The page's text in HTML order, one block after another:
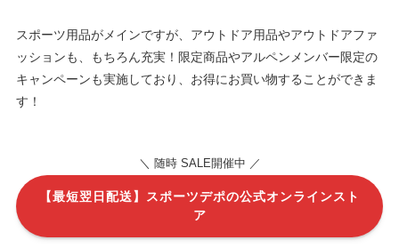
スポーツ用品がメインですが、アウトドア用品やアウトドアファ
ッションも、もちろん充実！限定商品やアルペンメンバー限定の
キャンペーンも実施しており、お得にお買い物することができま
す！
＼ 随時 SALE開催中 ／
【最短翌日配送】スポーツデポの公式オンラインスト
ア